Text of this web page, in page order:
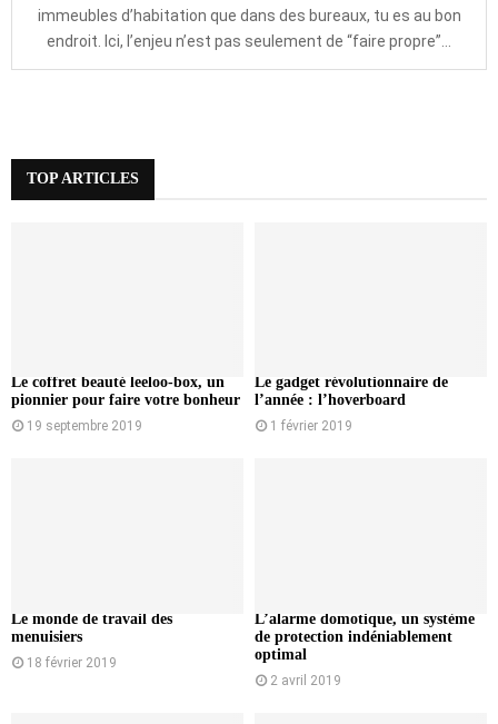
immeubles d’habitation que dans des bureaux, tu es au bon
endroit. Ici, l’enjeu n’est pas seulement de “faire propre”...
TOP ARTICLES
Le coffret beauté leeloo-box, un
pionnier pour faire votre bonheur
19 septembre 2019
Le gadget révolutionnaire de
l’année : l’hoverboard
1 février 2019
Le monde de travail des
menuisiers
18 février 2019
L’alarme domotique, un système
de protection indéniablement
optimal
2 avril 2019